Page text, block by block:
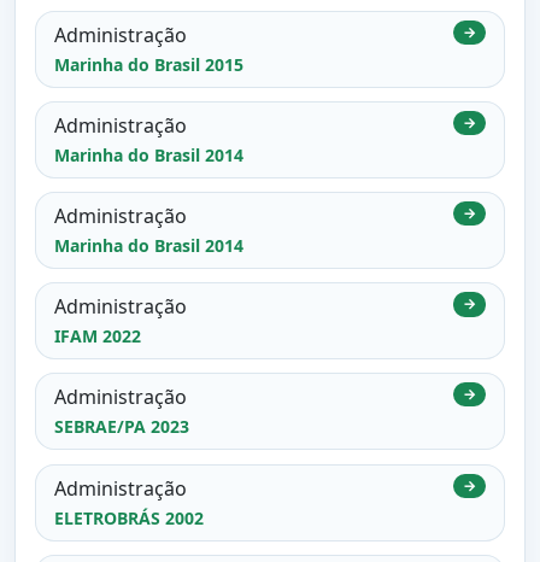
Administração
Marinha do Brasil 2015
→
Administração
Marinha do Brasil 2014
→
Administração
Marinha do Brasil 2014
→
Administração
IFAM 2022
→
Administração
SEBRAE/PA 2023
→
Administração
ELETROBRÁS 2002
→